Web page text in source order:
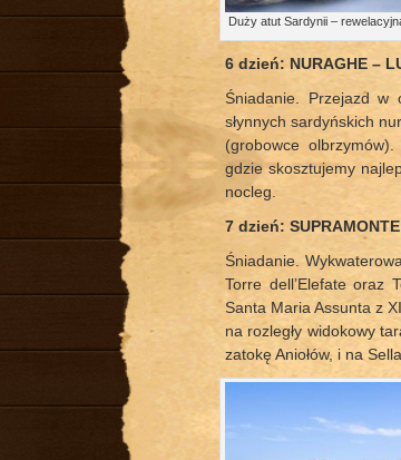
Duży atut Sardynii –
6 dzień: NURAGHE –
Śniadanie. Przejazd w
słynnych sardyńskich
(grobowce
gdzie skosztujemy
nocleg.
7 dzień:
Śniadanie.
Torre dell’Elefate oraz
Santa Maria Assunta z
na rozległy widokowy
zatokę Aniołów, i na